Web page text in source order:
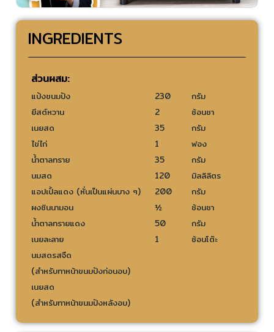
INGREDIENTS
ส่วนผสม:
แป้งขนมปัง 230
กรัม
ยีสต์หวาน
2
ช้อนชา
เนยสด
35
กรัม
ไข่ไก่
1
ฟอง
น้ำตาลทราย
35
กรัม
นมสด
120
มิลลิลิตร
แอปเปิ้ลแดง (หั่นเป็นแผ่นบาง ๆ)
200
กรัม
ผงชินนามอน
½
ช้อนชา
น้ำตาลทรายแดง
50
กรัม
เนยละลาย
1
ช้อนโต๊ะ
นมสดรสจืด
(สำหรับทาหน้าขนมปังก่อนอบ)
เนยสด
(สำหรับทาหน้าขนมปังหลังอบ)